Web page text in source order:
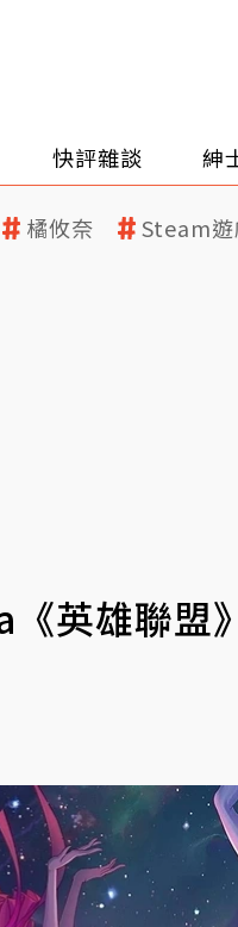
快評雜談 紳
橘攸奈 Steam遊
英雄聯盟